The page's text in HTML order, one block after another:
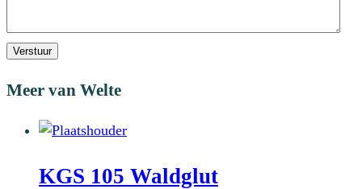
Verstuur
Meer van Welte
KGS 105 Waldglut